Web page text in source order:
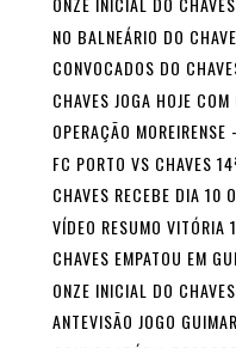
NO BALNEÁRIO DO
CONVOCADOS DO
CHAVES JOGA HOJE
OPERAÇÃO
FC PORTO VS CHAVES
CHAVES RECEBE DIA 10
VÍDEO RESUMO VITÓRIA
CHAVES EMPATOU EM
ONZE INICIAL DO
ANTEVISÃO JOGO